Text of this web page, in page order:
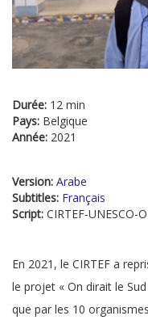
Durée: 12 min
Pays: Belgique
Année: 2021
Version: Arabe
Subtitles: Français
Script: CIRTEF-UNESCO-
En 2021, le CIRTEF a
le projet « On dirait le Sud
que par les 10